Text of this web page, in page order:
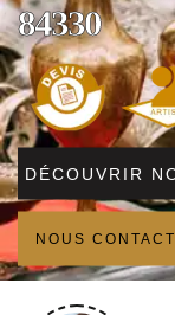
84330
DÉCOUVRIR
NOUS